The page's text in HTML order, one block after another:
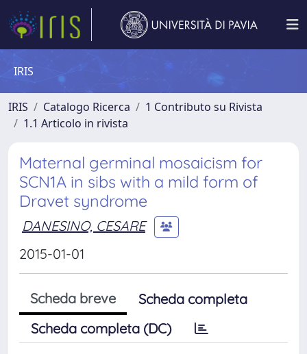
IRIS
IRIS Catalogo Ricerca
1 Contributo su Rivista
1.1 Articolo in rivista
Maternal germinal mosaicism for
SCN1A in sibs with a mild form of
Dravet syndrome
DANESINO, CESARE
2015-01-01
Scheda breve
Scheda completa
Scheda completa (DC)